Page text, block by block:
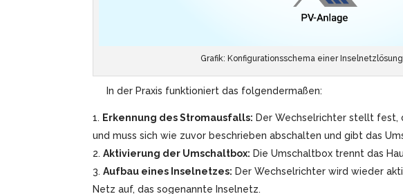
Grafik: Konfigurationsschema einer
In der Praxis funktioniert das folgendermaßen:
Erkennung des Stromausfalls: Der Wechselrichter stellt fest,
und muss sich wie zuvor beschrieben abschalten und gibt das
Aktivierung der Umschaltbox: Die Umschaltbox trennt das
Aufbau eines Inselnetzes: Der Wechselrichter wird wieder
Netz auf, das sogenannte Inselnetz.